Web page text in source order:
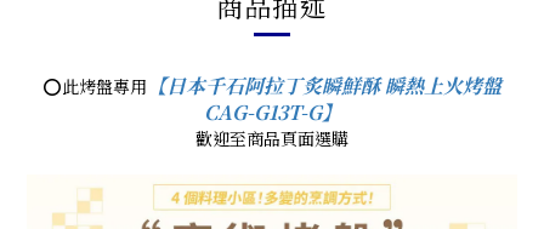
⭕此烤盤專用 【日本千石阿拉丁炙瞬鮮酥 瞬熱上火烤盤
CAG-G13T-G】
歡迎至商品頁面選購